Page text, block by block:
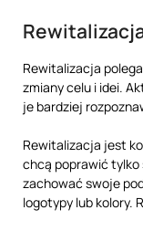
Rewitalizacja
zmiany celu i idei.
je bardziej
Rewitalizacja jest
chcą poprawić tylko
zachować swoje
logotypy lub kolory.